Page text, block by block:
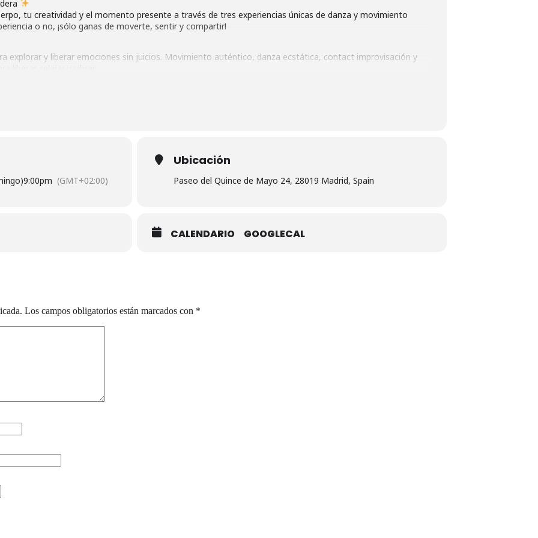
tu creatividad y el momento presente a través de tres experiencias únicas de danza y movimiento
o no, ¡sólo ganas de moverte, sentir y compartir!
explorar y liberar emociones sin juicios. Movimiento auténtico, danza ecstática, contact improvisación y
estructuras a seguir, solo conexión, escucha y libertad. Una co-creación de dos a través de la musicalidad y
de dos cuerpos en contacto, atendiendo a principios de la física como la inercia, momentum, fuerza
investigación y juego en movimiento.
Mayo 24
9:00pm (GMT+02:00)
Ubicación
Paseo del Quince de Mayo 24, 28019 Madrid, Spain
CALENDARIO GOOGLECAL
Los campos obligatorios están marcados con *